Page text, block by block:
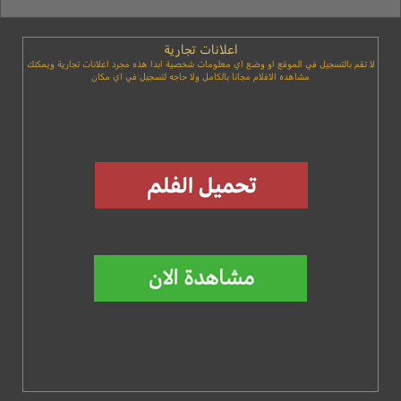
اعلانات تجارية
لا تقم بالتسجيل في الموقع او وضع اي معلومات شخصية ابدا هذه مجرد اعلانات تجارية ويمكنك
مشاهده الافلام مجانا بالكامل ولا حاجه لتسجيل في اي مكان